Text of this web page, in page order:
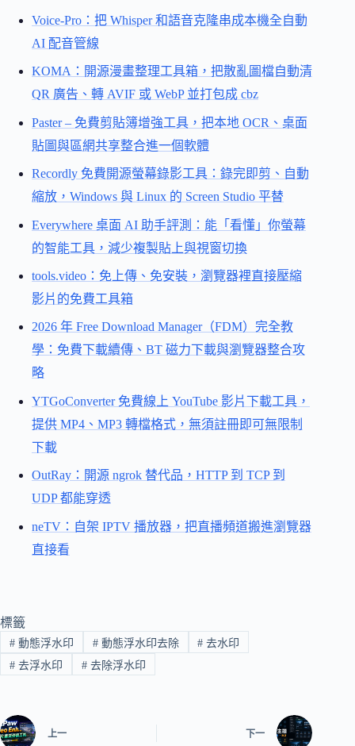
Voice-Pro：把 Whisper 和語音克隆串成本機全自動
AI 配音管線
KOMA：開源漫畫整理工具箱，把散亂圖檔自動清
QR 廣告、轉 AVIF 或 WebP 並打包成 cbz
Paster – 免費剪貼簿增強工具，把本地 OCR、桌面
貼圖與區網共享整合進一個軟體
Recordly 免費開源螢幕錄影工具：錄完即剪、自動
縮放，Windows 與 Linux 的 Screen Studio 平替
Everywhere 桌面 AI 助手評測：能「看懂」你螢幕
的智能工具，減少複製貼上與視窗切換
tools.video：免上傳、免安裝，瀏覽器裡直接壓縮
影片的免費工具箱
2026 年 Free Download Manager（FDM）完全教
學：免費下載續傳、BT 磁力下載與瀏覽器整合攻
略
YTGoConverter 免費線上 YouTube 影片下載工具，
提供 MP4、MP3 轉檔格式，無須註冊即可無限制
下載
OutRay：開源 ngrok 替代品，HTTP 到 TCP 到
UDP 都能穿透
neTV：自架 IPTV 播放器，把直播頻道搬進瀏覽器
直接看
標籤
#動態浮水印 #動態浮水印去除 # 去水印
#去浮水印 #去除浮水印
上一 下一